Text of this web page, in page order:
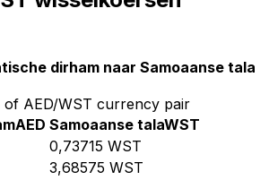
dirham naar Samoaanse tala
of AED/WST currency pair
AED Samoaanse talaWST
0,73715 WST
3,68575 WST